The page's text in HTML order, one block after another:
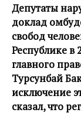
Депутаты
доклад
свобод
Республике в
главного
Турсунбай
исключение
сказал, что